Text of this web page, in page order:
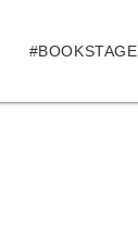
#BOOKSTAGE